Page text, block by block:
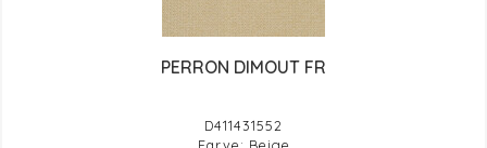
PERRON DIMOUT FR
D411431552